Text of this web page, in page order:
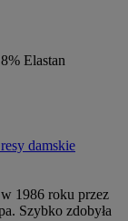
Elastan
damskie
w 1986 roku przez
Szybko zdobyła